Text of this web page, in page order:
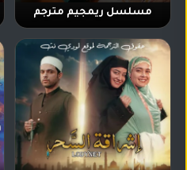
مسلسل ريمجيم مترجم